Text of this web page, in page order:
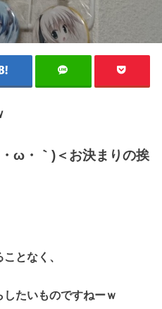
ω・｀)＜お決まりの挨
となく、
たいものですねーｗ